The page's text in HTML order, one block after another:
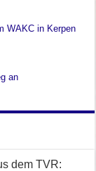
WAKC in Kerpen
an
dem TVR: